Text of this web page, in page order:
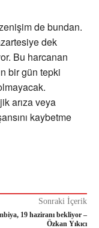
de bundan.
dek
Bu harcanan
bir gün tepki
arıza veya
kaybetme
Sonraki İçerik
19 haziranı bekliyor –
Özkan Yıkıcı